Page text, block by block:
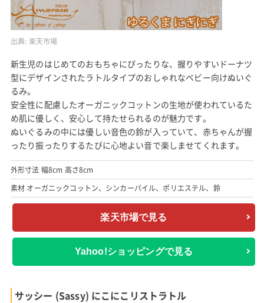
出典: 楽天市場
新生児のはじめてのおもちゃにぴったりな、握りやすいドーナツ
型にデザインされたラトルタイプのおしゃれなベビー向けぬいぐ
るみ。
安全性に配慮したオーガニックコットンの生地が使われているた
め肌に優しく、安心して持たせられるのが魅力です。
ぬいぐるみの中には優しい音色の鈴が入っていて、赤ちゃんが握
ったり振ったりするたびに心地よい音で楽しませてくれます。
外形寸法 幅8cm 高さ8cm
素材 オーガニックコットン、シンカーパイル、ポリエステル、鈴
楽天市場で見る
Yahoo!ショッピングで見る
サッシー (Sassy) にこにこリストラトル